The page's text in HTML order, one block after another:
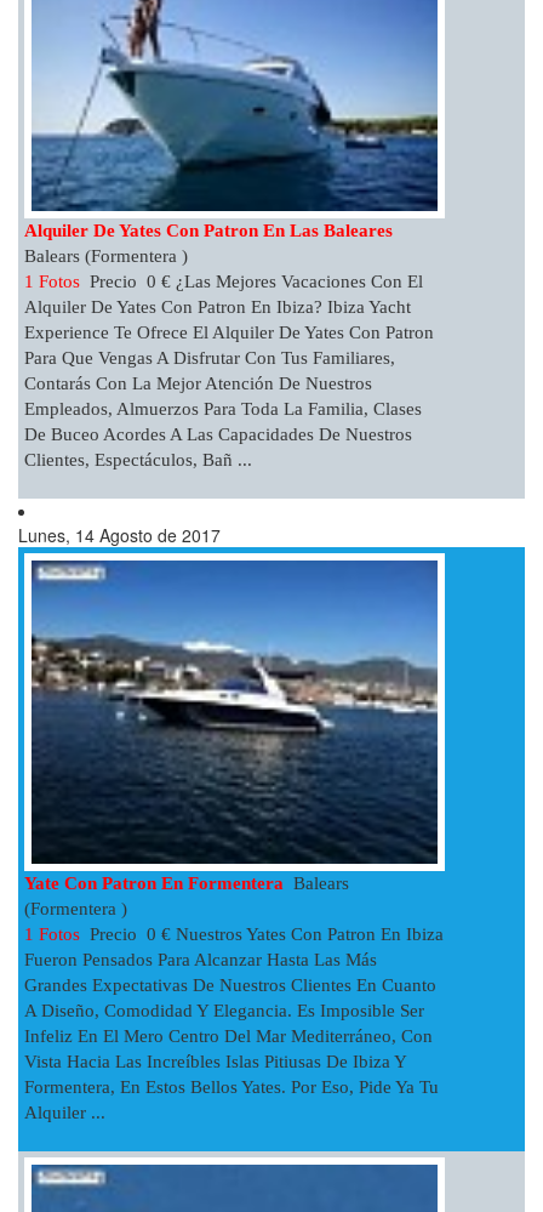
Alquiler De Yates Con Patron En Las Baleares
Balears (Formentera )
1 Fotos Precio 0 € ¿Las Mejores Vacaciones Con El
Alquiler De Yates Con Patron En Ibiza? Ibiza Yacht
Experience Te Ofrece El Alquiler De Yates Con Patron
Para Que Vengas A Disfrutar Con Tus Familiares,
Contarás Con La Mejor Atención De Nuestros
Empleados, Almuerzos Para Toda La Familia, Clases
De Buceo Acordes A Las Capacidades De Nuestros
Clientes, Espectáculos, Bañ ...
Lunes, 14 Agosto de 2017
Yate Con Patron En Formentera Balears
(Formentera )
1 Fotos Precio 0 € Nuestros Yates Con Patron En Ibiza
Fueron Pensados Para Alcanzar Hasta Las Más
Grandes Expectativas De Nuestros Clientes En Cuanto
A Diseño, Comodidad Y Elegancia. Es Imposible Ser
Infeliz En El Mero Centro Del Mar Mediterráneo, Con
Vista Hacia Las Increíbles Islas Pitiusas De Ibiza Y
Formentera, En Estos Bellos Yates. Por Eso, Pide Ya Tu
Alquiler ...